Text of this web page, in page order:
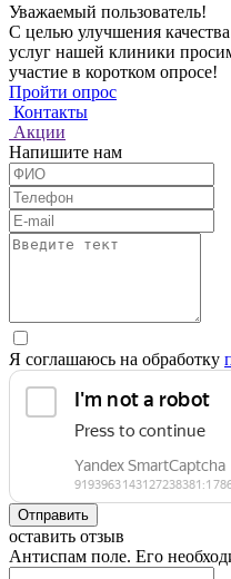
Уважаемый пользователь!
С целью улучшения
услуг нашей клиники
участие в коротком опросе!
Пройти опрос
Контакты
Акции
Напишите нам
Я соглашаюсь на обработку
Отправить
оставить отзыв
Антиспам поле. Его